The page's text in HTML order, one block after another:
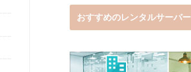
おすすめのレンタルサーバー